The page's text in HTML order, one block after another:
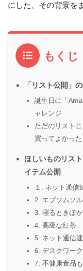
にした、その背景を
もくじ
「リスト公開」
誕生日に「
ャレンジ
ただのリスト
買ってよかっ
ほしいものリス
イテム公開
１. ネット通信
2. エプソムソ
3. 寝るときぽ
4. 高級な紅茶
5. ネット通信
6. デスクワー
7. 不健康食品